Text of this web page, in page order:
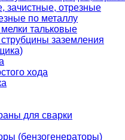
зачистные, отрезные
по металлу
тальковые
заземления
хода
для сварки
(бензогенераторы)